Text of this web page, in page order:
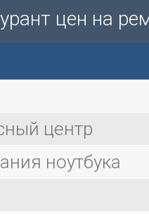
цен на
центр
ноутбука